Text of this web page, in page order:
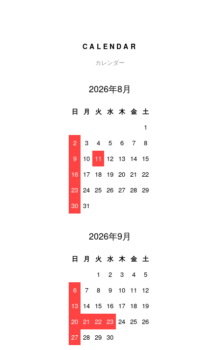
CALENDAR
カレンダー
2026年8月
日 月 火 水 木 金
土
1
2
3 4 5 6 7
8
9
10 11 12 13 14 15
16 17 18 19 20 21
22
23 24 25 26 27 28 29
30 31
2026年9月
日 月 火 水 木 金
土
1
2 3 4
5
6
7 8 9 10 11
12
13 14 15 16 17 18 19
20 21 22 23 24 25 26
27 28 29 30